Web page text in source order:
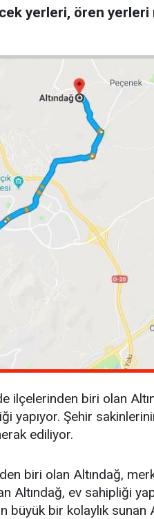
yerleri, ören
ilçelerinden biri olan
Şehir
ediliyor.
biri olan Altındağ,
ev sahipliği
büyük bir kolaylık